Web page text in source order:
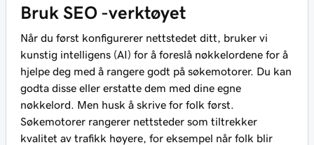
Bruk SEO -verktøyet
Når du først konfigurerer nettstedet ditt, bruker vi
kunstig intelligens (AI) for å foreslå nøkkelordene for å
hjelpe deg med å rangere godt på søkemotorer. Du kan
godta disse eller erstatte dem med dine egne
nøkkelord. Men husk å skrive for folk først.
Søkemotorer rangerer nettsteder som tiltrekker
kvalitet av trafikk høyere, for eksempel når folk blir